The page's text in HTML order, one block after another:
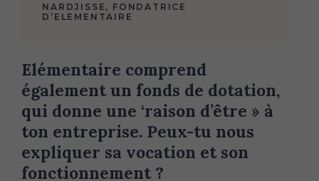
NARDJISSE, FONDATRICE
D’ELEMENTAIRE
Elémentaire comprend
également un fonds de dotation,
qui donne une ‘raison d’être » à
ton entreprise. Peux-tu nous
expliquer sa vocation et son
fonctionnement ?